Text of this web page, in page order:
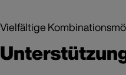
Vielfältige